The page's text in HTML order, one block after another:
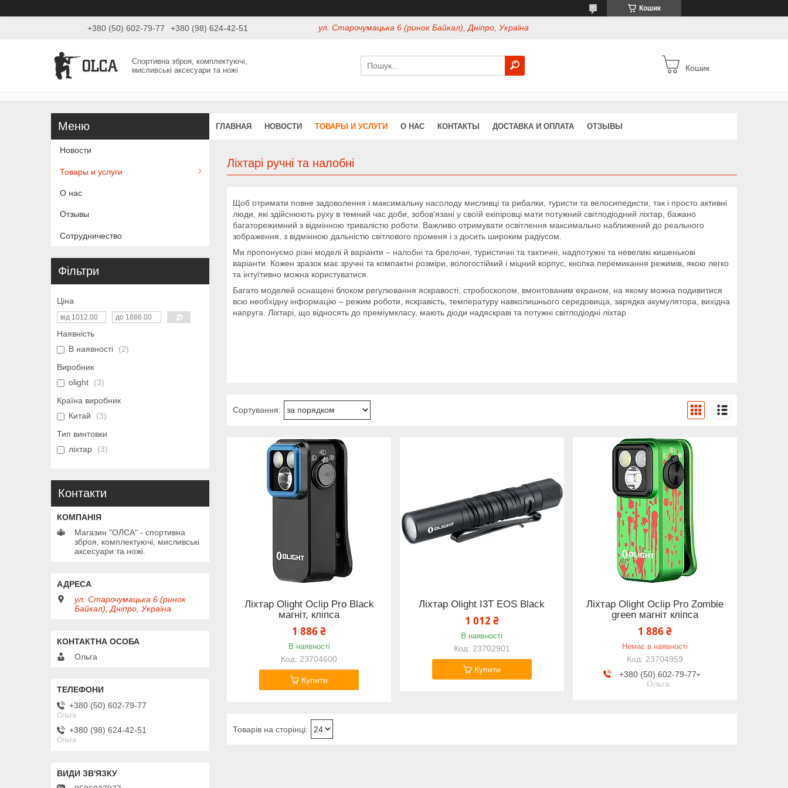
Кошик
+380 (50) 602-79-77 +380 (98) 624-42-51 ул. Старочумацька 6 (ринок Байкал), Дніпро, Україна
Спортивна зброя, комплектуючі,
мисливські аксесуари та ножі
Кошик
ГЛАВНАЯ НОВОСТИ ТОВАРЫ И УСЛУГИ О НАС КОНТАКТЫ ДОСТАВКА И ОПЛАТА ОТЗЫВЫ
Ліхтарі ручні та налобні
Щоб отримати повне задоволення і максимальну насолоду мисливці та рибалки, туристи та велосипедисти, так і просто активні
люди, які здійснюють руху в темний час доби, зобов'язані у своїй екіпіровці мати потужний світлодіодний ліхтар, бажано
багаторежимний з відмінною тривалістю роботи. Важливо отримувати освітлення максимально наближений до реального
зображення, з відмінною дальністю світлового променя і з досить широким радіусом.
Ми пропонуємо різні моделі й варіанти – налобні та брелочні, туристичні та тактичні, надпотужні та невеликі кишенькові
варіанти. Кожен зразок має зручні та компактні розміри, вологостійкий і міцний корпус, кнопка перемикання режимів, якою легко
та інтуїтивно можна користуватися.
Багато моделей оснащені блоком регулювання яскравості, стробоскопом, вмонтованим екраном, на якому можна подивитися
всю необхідну інформацію – режим роботи, яскравість, температуру навколишнього середовища, зарядка акумулятора, вихідна
напруга. Ліхтарі, що відносять до преміумкласу, мають діоди надяскраві та потужні світлодіодні ліхтар
Ліхтар Olight Oclip Pro Black
магніт, кліпса
1 886 ₴
В наявності
23704600
Купити
Ліхтар Olight I3T EOS Black
1 012 ₴
В наявності
23702901
Купити
Ліхтар Olight Oclip Pro Zombie
green магніт кліпса
1 886 ₴
Немає в наявності
23704959
+380 (50) 602-79-77
Ольга
Новости
Товары и услуги
О нас
Отзывы
Сотрудничество
Фільтри
Ціна
Наявність
В наявності
2
Виробник
olight
3
Країна виробник
Китай
3
Тип винтовки
ліхтар
3
Контакти
Магазин "ОЛСА" - спортивна
зброя, комплектуючі, мисливські
аксесуари та ножі.
ул. Старочумацька 6 (ринок
Байкал), Дніпро, Україна
Ольга
+380 (50) 602-79-77
Ольга
+380 (98) 624-42-51
Ольга